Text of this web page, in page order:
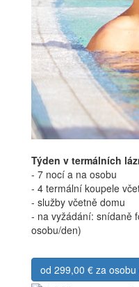
Týden v termálních
- 7 nocí a na osobu
- 4 termální koupele
- služby včetně domu
- na vyžádání: snídaně
osobu/den)
od 299,00 € za